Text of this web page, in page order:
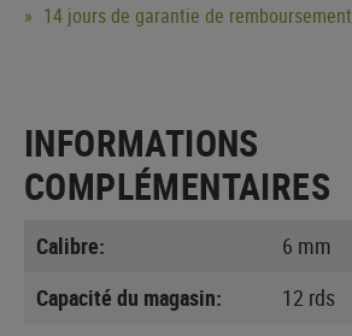
14 jours de garantie de remboursement
INFORMATIONS
COMPLÉMENTAIRES
Calibre:
6 mm
Capacité du magasin:
12 rds